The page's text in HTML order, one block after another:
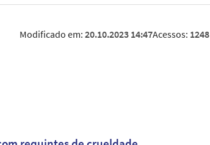
Modificado em: 20.10.2023 14:47Acessos: 1248